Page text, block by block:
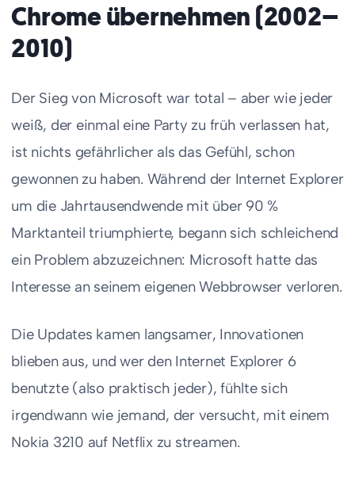
Chrome übernehmen (2002–
2010)
Der Sieg von Microsoft war total – aber wie jeder
weiß, der einmal eine Party zu früh verlassen hat,
ist nichts gefährlicher als das Gefühl, schon
gewonnen zu haben. Während der Internet Explorer
um die Jahrtausendwende mit über 90 %
Marktanteil triumphierte, begann sich schleichend
ein Problem abzuzeichnen: Microsoft hatte das
Interesse an seinem eigenen Webbrowser verloren.
Die Updates kamen langsamer, Innovationen
blieben aus, und wer den Internet Explorer 6
benutzte (also praktisch jeder), fühlte sich
irgendwann wie jemand, der versucht, mit einem
Nokia 3210 auf Netflix zu streamen.